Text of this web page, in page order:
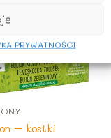
PRYWATNOŚCI
– kostki